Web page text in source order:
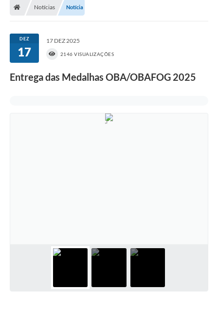
Notícias Notícia
DEZ
17
17 DEZ 2025
2146 VISUALIZAÇÕES
Entrega das Medalhas OBA/OBAFOG 2025